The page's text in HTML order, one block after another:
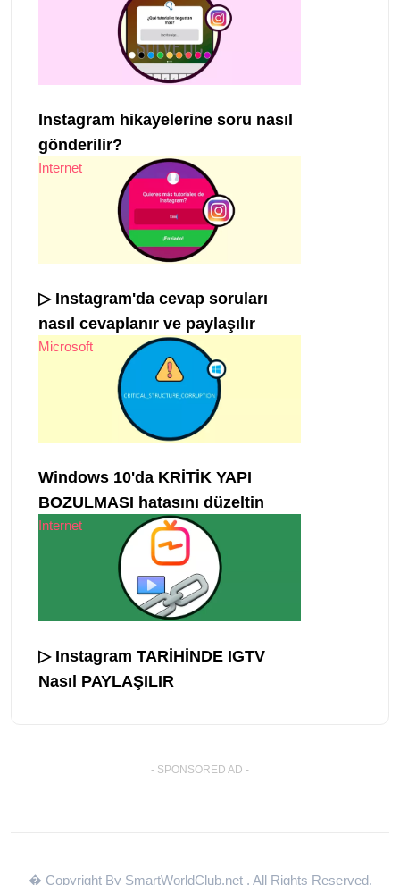
Instagram hikayelerine soru nasıl
gönderilir?
Internet
▷ Instagram'da cevap soruları
nasıl cevaplanır ve paylaşılır
Microsoft
Windows 10'da KRİTİK YAPI
BOZULMASI hatasını düzeltin
Internet
▷ Instagram TARİHİNDE IGTV
Nasıl PAYLAŞILIR
- SPONSORED AD -
� Copyright By SmartWorldClub.net . All Rights Reserved.